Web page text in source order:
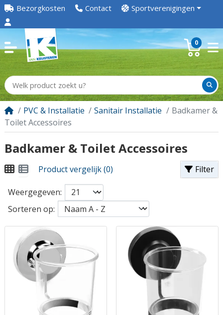
Bezorgkosten Contact Sportverenigingen
0
PVC & Installatie Sanitair Installatie
Badkamer &
Toilet Accessoires
Badkamer & Toilet Accessoires
Filter
Product vergelijk (0)
Weergegeven:
Sorteren op: